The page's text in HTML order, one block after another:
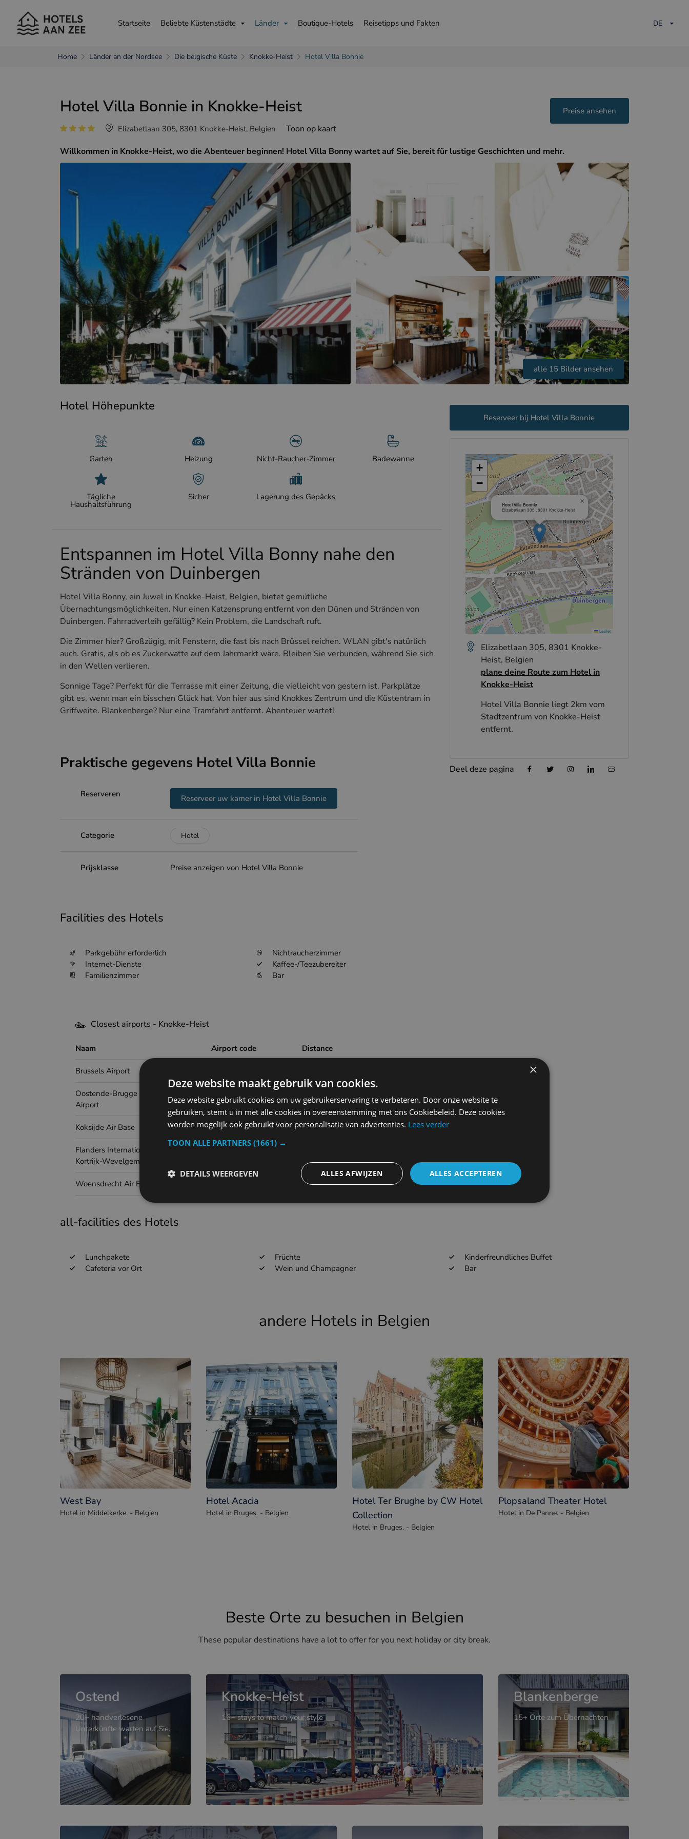
Startseite Beliebte Küstenstädte Länder Boutique-Hotels Reisetipps und Fakten DE
Nederlands Français English
Home Länder an der Nordsee Die belgische Küste Knokke-Heist Hotel Villa Bonnie
Hotel Villa Bonnie in Knokke-Heist
Elizabetlaan 305, 8301 Knokke-Heist, Belgien Toon op kaart
Preise ansehen
Willkommen in Knokke-Heist, wo die Abenteuer beginnen! Hotel Villa Bonny wartet auf Sie, bereit für lustige Geschichten und mehr.
alle 15 Bilder ansehen
Hotel Höhepunkte
Garten Heizung Nicht-Raucher-Zimmer Badewanne
Tägliche
Haushaltsführung
Sicher Lagerung des Gepäcks
Entspannen im Hotel Villa Bonny nahe den
Stränden von Duinbergen
Hotel Villa Bonny, ein Juwel in Knokke-Heist, Belgien, bietet gemütliche
Übernachtungsmöglichkeiten. Nur einen Katzensprung entfernt von den Dünen und Stränden von
Duinbergen. Fahrradverleih gefällig? Kein Problem, die Landschaft ruft.
Die Zimmer hier? Großzügig, mit Fenstern, die fast bis nach Brüssel reichen. WLAN gibt's natürlich
auch. Gratis, als ob es Zuckerwatte auf dem Jahrmarkt wäre. Bleiben Sie verbunden, während Sie sich
in den Wellen verlieren.
Sonnige Tage? Perfekt für die Terrasse mit einer Zeitung, die vielleicht von gestern ist. Parkplätze
gibt es, wenn man ein bisschen Glück hat. Von hier aus sind Knokkes Zentrum und die Küstentram in
Griffweite. Blankenberge? Nur eine Tramfahrt entfernt. Abenteuer wartet!
Praktische gegevens Hotel Villa Bonnie
Reserveren Reserveer uw kamer in Hotel Villa Bonnie
Categorie Hotel
Prijsklasse Preise anzeigen von Hotel Villa Bonnie
Facilities des Hotels
Parkgebühr erforderlich
Internet-Dienste
Familienzimmer
Nichtraucherzimmer
Kaffee-/Teezubereiter
Bar
Reserveer bij Hotel Villa Bonnie
Hotel Villa Bonnie
Elizabetlaan 305 , 8301 Knokke-Heist
×
+
−
Leaflet
Elizabetlaan 305, 8301 Knokke-
Heist, Belgien
plane deine Route zum Hotel in
Knokke-Heist
Hotel Villa Bonnie liegt 2km vom
Stadtzentrum von Knokke-Heist
entfernt.
Deel deze pagina
Closest airports - Knokke-Heist
Naam Airport code Distance
Brussels Airport
Oostende-Brugge International
Airport
EBOS 31km
Koksijde Air Base EBFN 50.6km
Flanders International Airport
Kortrijk-Wevelgem
Woensdrecht Air Base 76.1km
all-facilities des Hotels
Lunchpakete
Cafeteria vor Ort
Früchte
Wein und Champagner
Kinderfreundliches Buffet
Bar
andere Hotels in Belgien
West Bay
Hotel in Middelkerke. - Belgien
Hotel Acacia
Hotel in Bruges. - Belgien
Hotel Ter Brughe by CW Hotel
Collection
Hotel in Bruges. - Belgien
Plopsaland Theater Hotel
Hotel in De Panne. - Belgien
Beste Orte zu besuchen in Belgien
These popular destinations have a lot to offer for you next holiday or city break.
Ostend
20+ handverlesene
Unterkünfte warten auf Sie.
Knokke-Heist
16+ stays to match your style
Blankenberge
15+ Orte zum Übernachten
×
Deze website maakt gebruik van cookies.
Deze website gebruikt cookies om uw gebruikerservaring te verbeteren. Door onze website te
gebruiken, stemt u in met alle cookies in overeenstemming met ons Cookiebeleid. Deze cookies
worden mogelijk ook gebruikt voor personalisatie van advertenties. Lees verder
TOON ALLE PARTNERS (1661) →
ALLES ACCEPTEREN
ALLES AFWIJZEN
DETAILS WEERGEVEN